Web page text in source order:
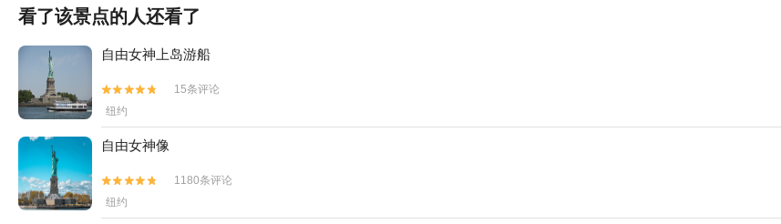
看了该景点的人还看了
自由女神上岛游船


15条评论
纽约
自由女神像


1180条评论
纽约